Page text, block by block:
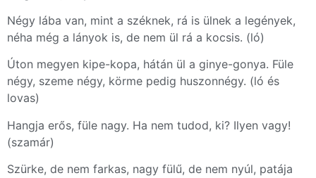
Négy lába van, mint a széknek, rá is ülnek a legények,
néha még a lányok is, de nem ül rá a kocsis. (ló)
Úton megyen kipe-kopa, hátán ül a ginye-gonya. Füle
négy, szeme négy, körme pedig huszonnégy. (ló és
lovas)
Hangja erős, füle nagy. Ha nem tudod, ki? Ilyen vagy!
(szamár)
Szürke, de nem farkas, nagy fülű, de nem nyúl, patája